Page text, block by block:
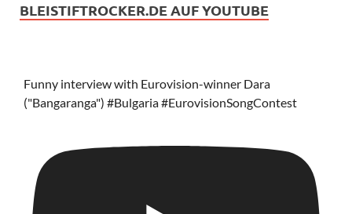
BLEISTIFTROCKER.DE AUF YOUTUBE
Funny interview with Eurovision-winner Dara
("Bangaranga") #Bulgaria #EurovisionSongContest